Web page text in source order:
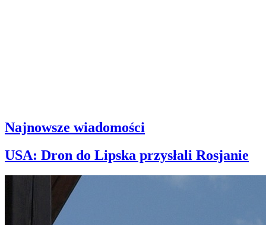
Najnowsze wiadomości
USA: Dron do Lipska przysłali Rosjanie